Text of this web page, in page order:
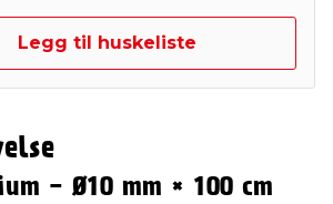
Legg til huskeliste
- Ø10 mm × 100 cm